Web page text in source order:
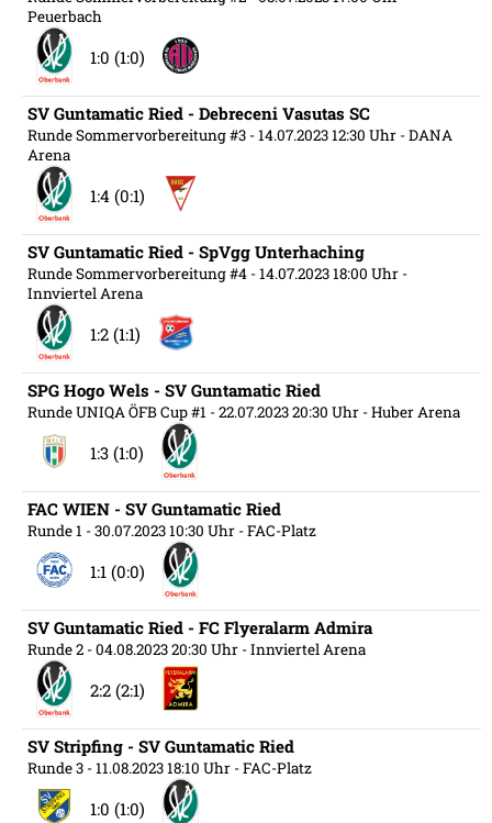
Peuerbach
1:0 (1:0)
SV Guntamatic Ried - Debreceni Vasutas SC
Runde Sommervorbereitung #3 - 14.07.2023 12:30 Uhr - DANA
Arena
1:4 (0:1)
SV Guntamatic Ried - SpVgg Unterhaching
Runde Sommervorbereitung #4 - 14.07.2023 18:00 Uhr -
Innviertel Arena
1:2 (1:1)
SPG Hogo Wels - SV Guntamatic Ried
Runde UNIQA ÖFB Cup #1 - 22.07.2023 20:30 Uhr - Huber Arena
1:3 (1:0)
FAC WIEN - SV Guntamatic Ried
Runde 1 - 30.07.2023 10:30 Uhr - FAC-Platz
1:1 (0:0)
SV Guntamatic Ried - FC Flyeralarm Admira
Runde 2 - 04.08.2023 20:30 Uhr - Innviertel Arena
2:2 (2:1)
SV Stripfing - SV Guntamatic Ried
Runde 3 - 11.08.2023 18:10 Uhr - FAC-Platz
1:0 (1:0)